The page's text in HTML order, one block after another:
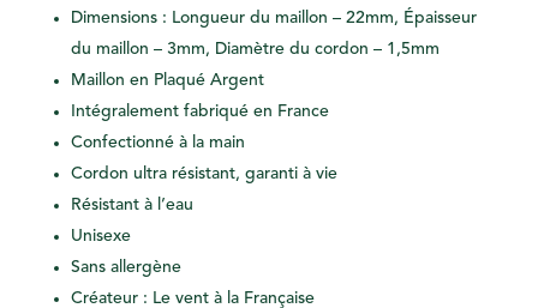
Dimensions : Longueur du maillon – 22mm, Épaisseur
du maillon – 3mm, Diamètre du cordon – 1,5mm
Maillon en Plaqué Argent
Intégralement fabriqué en France
Confectionné à la main
Cordon ultra résistant, garanti à vie
Résistant à l’eau
Unisexe
Sans allergène
Créateur : Le vent à la Française